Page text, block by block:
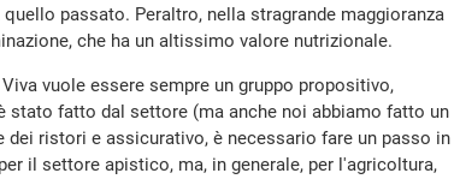
passato. Peraltro, nella stragrande maggioranza
che ha un altissimo valore nutrizionale.
vuole essere sempre un gruppo propositivo,
stato fatto dal settore (ma anche noi abbiamo fatto un
ristori e assicurativo, è necessario fare un passo in
il settore apistico, ma, in generale, per l'agricoltura,